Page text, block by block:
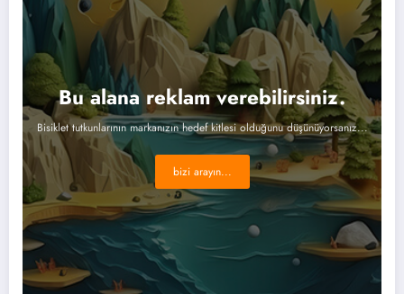
Bu alana reklam verebilirsiniz.
Bisiklet tutkunlarının markanızın hedef kitlesi olduğunu düşünüyorsanız...
bizi arayın...